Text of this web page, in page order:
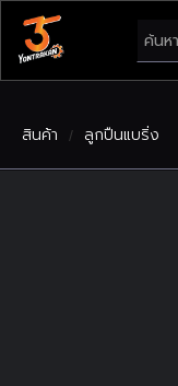
สินค้า / ลูกปืนแบริ่ง